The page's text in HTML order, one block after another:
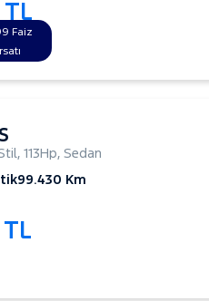
Faiz
, 113Hp, Sedan
99.430 Km